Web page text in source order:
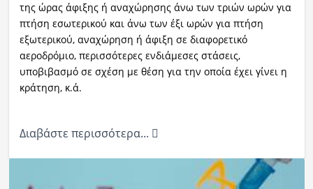
της ώρας άφιξης ή αναχώρησης άνω των τριών ωρών για
πτήση εσωτερικού και άνω των έξι ωρών για πτήση
εξωτερικού, αναχώρηση ή άφιξη σε διαφορετικό
αεροδρόμιο, περισσότερες ενδιάμεσες στάσεις,
υποβιβασμό σε σχέση με θέση για την οποία έχει γίνει η
κράτηση, κ.ά.
Διαβάστε περισσότερα...